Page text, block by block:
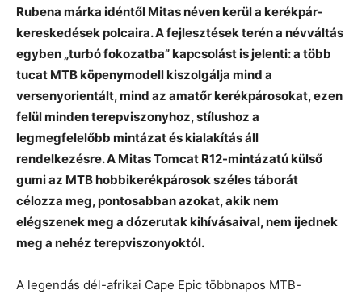
Rubena márka idéntől Mitas néven kerül a kerékpár-
kereskedések polcaira. A fejlesztések terén a névváltás
egyben „turbó fokozatba” kapcsolást is jelenti: a több
tucat MTB köpenymodell kiszolgálja mind a
versenyorientált, mind az amatőr kerékpárosokat, ezen
felül minden terepviszonyhoz, stílushoz a
legmegfelelőbb mintázat és kialakítás áll
rendelkezésre. A Mitas Tomcat R12-mintázatú külső
gumi az MTB hobbikerékpárosok széles táborát
célozza meg, pontosabban azokat, akik nem
elégszenek meg a dózerutak kihívásaival, nem ijednek
meg a nehéz terepviszonyoktól.
A legendás dél-afrikai Cape Epic többnapos MTB-